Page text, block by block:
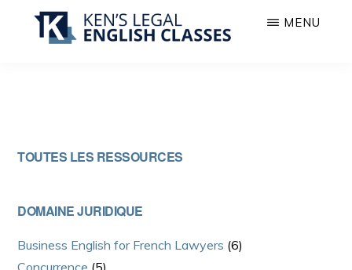
Passer
Passer
pour
et
MENU
Barre
principale
TOUTES LES RESSOURCES
DOMAINE JURIDIQUE
Business English for French Lawyers (6)
Concurrence (5)